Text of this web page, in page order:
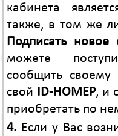
кабинета
также, в том же
Подписать новое
можете
сообщить своему
свой ID-НОМЕР, и
приобретать по
4. Если у Вас